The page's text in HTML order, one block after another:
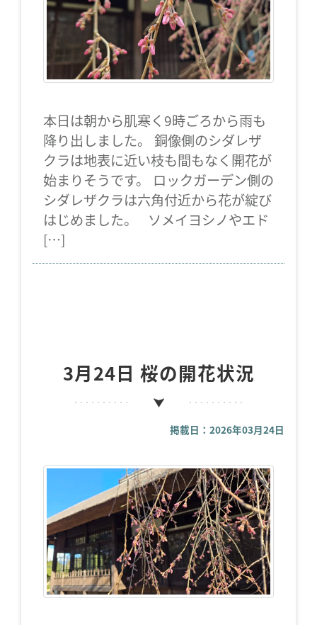
本日は朝から肌寒く9時ごろから雨も
降り出しました。 銅像側のシダレザ
クラは地表に近い枝も間もなく開花が
始まりそうです。 ロックガーデン側の
シダレザクラは六角付近から花が綻び
はじめました。 ソメイヨシノやエド
[…]
3月24日 桜の開花状況
掲載日：2026年03月24日